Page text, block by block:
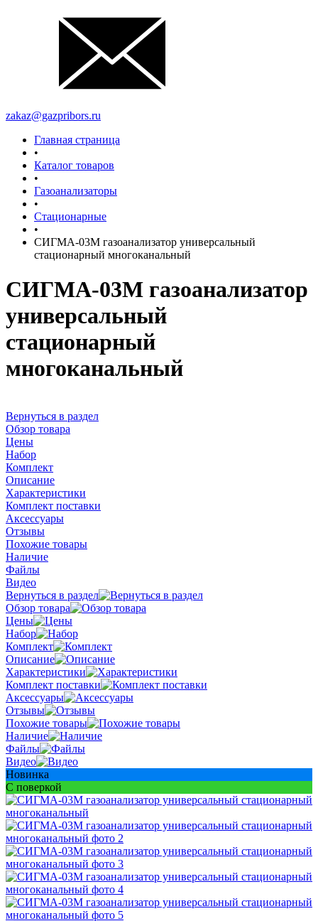
zakaz@gazpribors.ru
Главная страница
•
Каталог товаров
•
Газоанализаторы
•
Стационарные
•
СИГМА-03М газоанализатор универсальный
стационарный многоканальный
СИГМА-03М газоанализатор
универсальный
стационарный
многоканальный
Вернуться в раздел
Обзор товара
Цены
Набор
Комплект
Описание
Характеристики
Комплект поставки
Аксессуары
Отзывы
Похожие товары
Наличие
Файлы
Видео
Вернуться в раздел
Обзор товара
Цены
Набор
Комплект
Описание
Характеристики
Комплект поставки
Аксессуары
Отзывы
Похожие товары
Наличие
Файлы
Видео
Новинка
С поверкой